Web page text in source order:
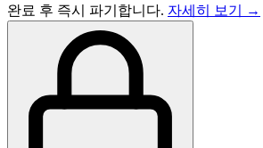
완료 후 즉시 파기합니다. 자세히 보기 →